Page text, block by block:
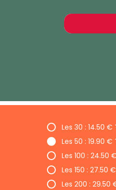
Les 30 : 14.50 €
Les 50 : 19.90 €
Les 100 : 24.50
Les 150 : 27.50
Les 200 : 29.50